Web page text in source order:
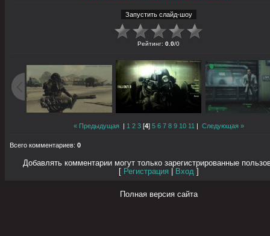
Рейтинг: 0.0/0
« Предыдущая | 1 2 3 [4] 5 6 7 8 9 10 11 | Следующая »
Всего комментариев: 0
Добавлять комментарии могут только зарегистрированные
Регистрация Вход
Полная версия сайта